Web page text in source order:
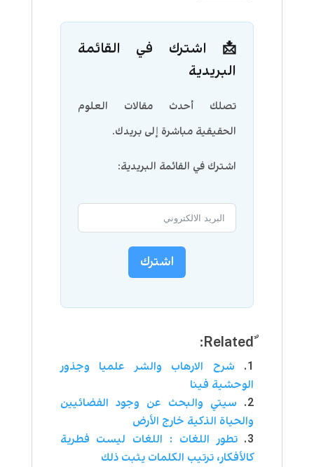
📩 اشترك في القائمة
البريدية
تصلك أحدث مقالات العلوم
الحقيقية مباشرة إلى بريدك.
اشترك في القائمة البريدية:
اشترك
ٌRelated:
شرح الارهاب والشر علميا وجذور
الوحشية فينا
سيتي والبحث عن وجود الفضائيين
والحياة الذكية خارج الأرض
تطور اللغات : اللغات ليست فطرية
كالأفكار، ترتيب الكلمات يثبت ذلك